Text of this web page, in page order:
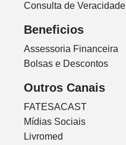
Consulta de Veracidade
Beneficios
Assessoria Financeira
Bolsas e Descontos
Outros Canais
FATESACAST
Mídias Sociais
Livromed